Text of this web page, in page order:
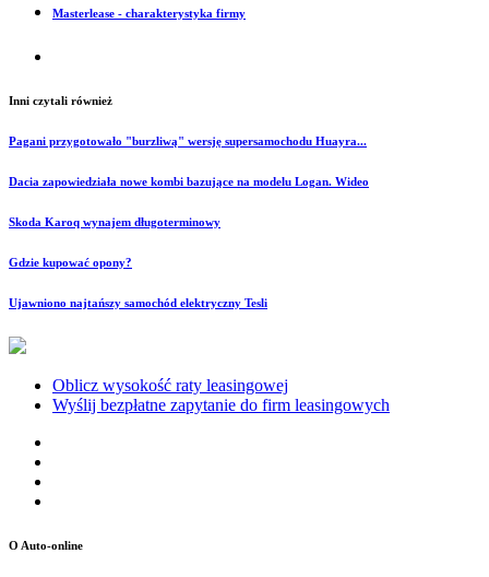
Masterlease - charakterystyka firmy
Inni czytali również
Pagani przygotowało "burzliwą" wersję supersamochodu Huayra...
Dacia zapowiedziała nowe kombi bazujące na modelu Logan. Wideo
Skoda Karoq wynajem długoterminowy
Gdzie kupować opony?
Ujawniono najtańszy samochód elektryczny Tesli
Oblicz wysokość raty leasingowej
Wyślij bezpłatne zapytanie do firm leasingowych
O Auto-online